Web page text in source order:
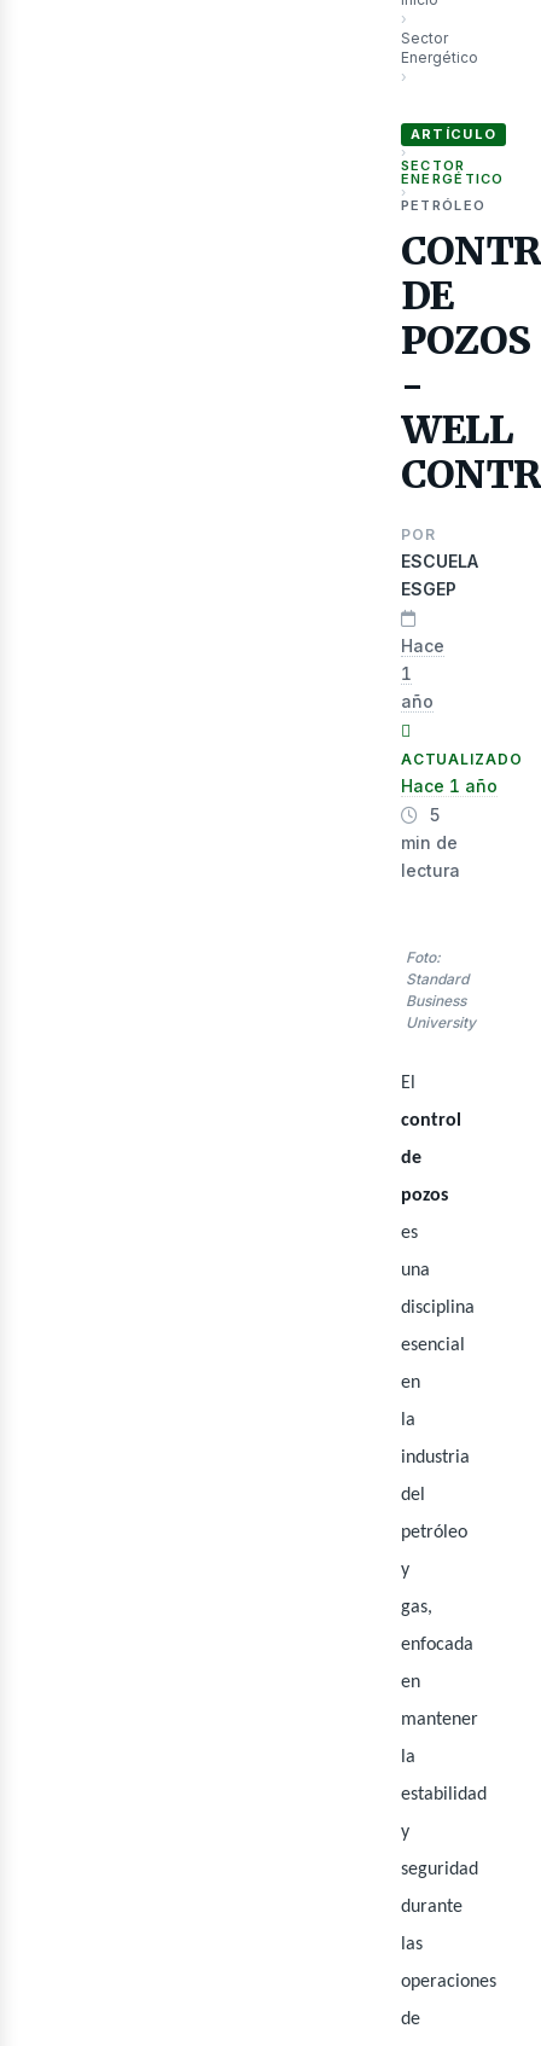
›
Sector
Energético
›
ARTÍCULO
›
SECTOR
ENERGÉTICO
›
PETRÓLEO
DE
POZOS
-
WELL
POR
ESCUELA
ESGEP
Hace
1
año
ACTUALIZADO
Hace 1 año
5
min de
lectura
Foto:
Standard
Business
University
El
control
de
pozos
es
una
disciplina
esencial
en
la
industria
del
petróleo
y
gas,
enfocada
en
mantener
la
estabilidad
y
seguridad
durante
las
operaciones
de